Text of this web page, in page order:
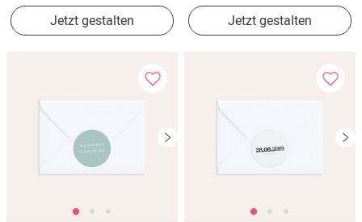
Jetzt gestalten Jetzt gestalten